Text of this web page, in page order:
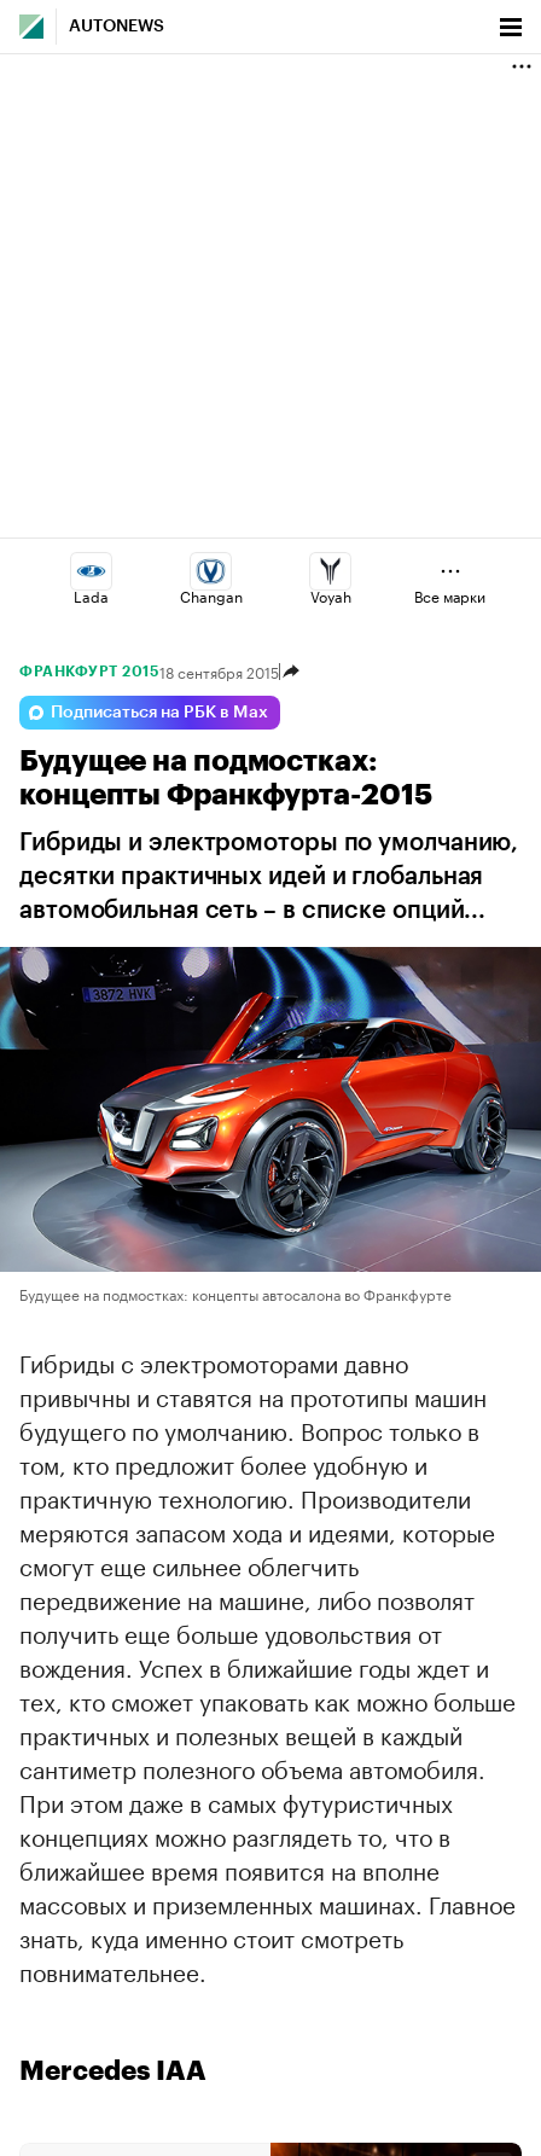
AUTONEWS
Lada Changan Voyah
Jaecoo Geely
Omoda Haval Esteo
Все марки
ФРАНКФУРТ 201518 сентября 2015
Подписаться на РБК в Max
Будущее на подмостках:
концепты Франкфурта-2015
Гибриды и электромоторы по умолчанию,
десятки практичных идей и глобальная
автомобильная сеть – в списке опций...
Будущее на подмостках: концепты автосалона во Франкфурте
Гибриды с электромоторами давно
привычны и ставятся на прототипы машин
будущего по умолчанию. Вопрос только в
том, кто предложит более удобную и
практичную технологию. Производители
меряются запасом хода и идеями, которые
смогут еще сильнее облегчить
передвижение на машине, либо позволят
получить еще больше удовольствия от
вождения. Успех в ближайшие годы ждет и
тех, кто сможет упаковать как можно больше
практичных и полезных вещей в каждый
сантиметр полезного объема автомобиля.
При этом даже в самых футуристичных
концепциях можно разглядеть то, что в
ближайшее время появится на вполне
массовых и приземленных машинах. Главное
знать, куда именно стоит смотреть
повнимательнее.
Mercedes IAA